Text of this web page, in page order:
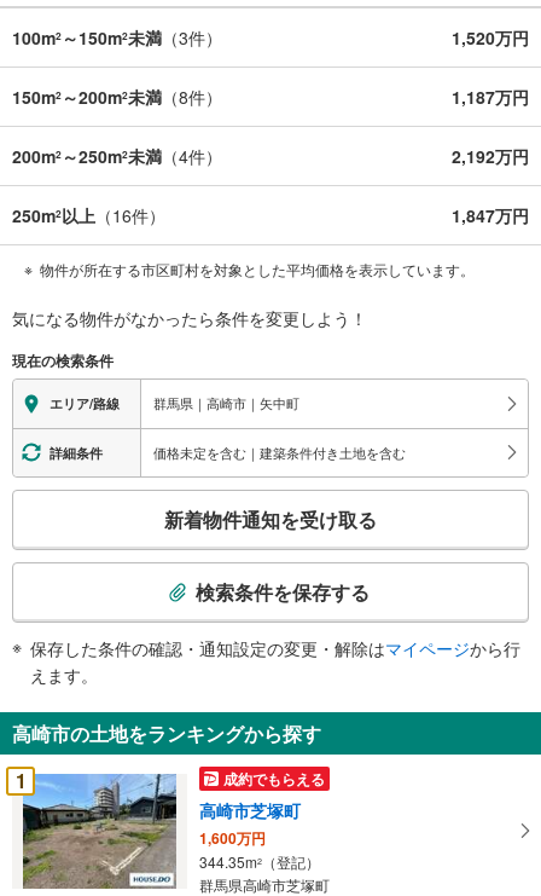
100m2 ～150m2未満 （3件） 1,520万円
150m2 ～200m2未満 （8件） 1,187万円
200m2 ～250m2未満 （4件） 2,192万円
250m2以上 （16件） 1,847万円
物件が所在する市区町村を対象とした平均価格を表示しています。
気になる物件がなかったら条件を変更しよう！
現在の検索条件
エリア/路線 群馬県｜高崎市｜矢中町
詳細条件 価格未定を含む｜建築条件付き土地を含む
検
知
を
受
け
取
る
・
新着物件通知を受け取る
検索条件を保存する
保存した条件の確認・通知設定の変更・解除はマイページから行
えます。
高崎市の土地をランキングから探す
1
成約でもらえる
高崎市芝塚町
1,600万円
344.35m2
（登記）
群馬県高崎市芝塚町